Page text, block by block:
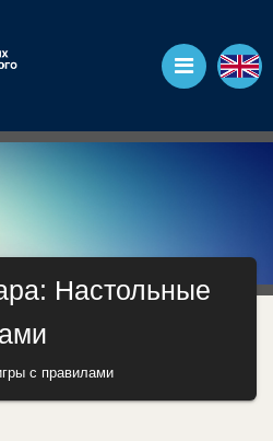
Настольные
с правилами